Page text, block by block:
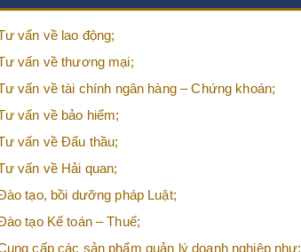
vấn về lao động;
vấn về thương mại;
vấn về tài chính ngân hàng – Chứng khoán;
vấn về bảo hiểm;
vấn về Đấu thầu;
vấn về Hải quan;
tạo, bồi dưỡng pháp Luật;
tạo Kế toán – Thuế;
cấp các sản phẩm quản lý doanh nghiệp